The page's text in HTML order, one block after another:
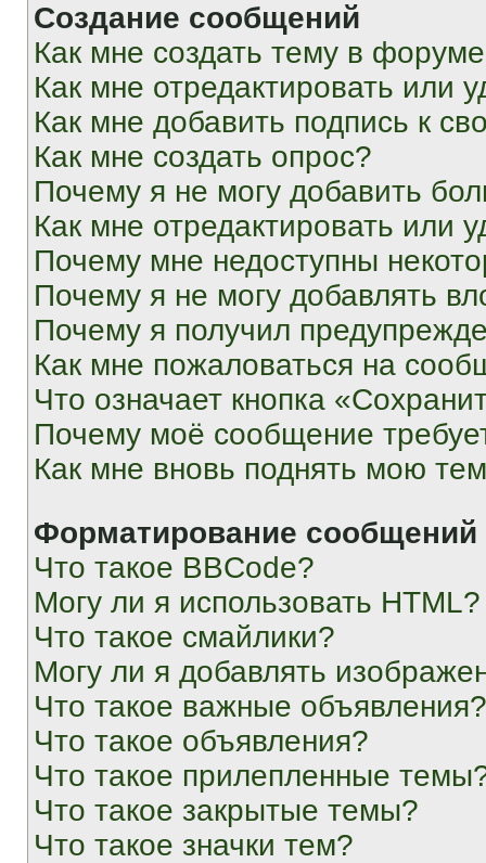
Создание сообщений
Как мне создать тему в
Как мне отредактировать или
Как мне добавить подпись к
Как мне создать опрос?
Почему я не могу добавить
Как мне отредактировать или
Почему мне недоступны
Почему я не могу добавлять
Почему я получил
Как мне пожаловаться на
Что означает кнопка
Почему моё сообщение
Как мне вновь поднять мою
Форматирование
Что такое BBCode?
Могу ли я использовать HTML?
Что такое смайлики?
Могу ли я добавлять
Что такое важные объявления?
Что такое объявления?
Что такое прилепленные
Что такое закрытые темы?
Что такое значки тем?